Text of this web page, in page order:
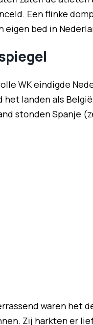
Een flinke
eigen bed in
WK eindigde
het landen als
stonden Spanje
waren het
Zij harkten er